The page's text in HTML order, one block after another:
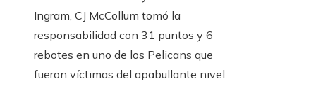
Ingram, CJ McCollum tomó la
responsabilidad con 31 puntos y 6
rebotes en uno de los Pelicans que
fueron víctimas del apabullante nivel